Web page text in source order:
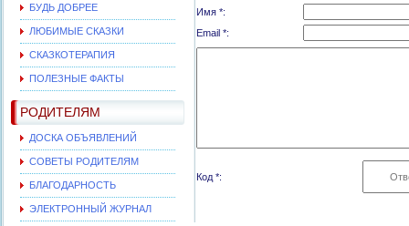
БУДЬ ДОБРЕЕ
ЛЮБИМЫЕ СКАЗКИ
СКАЗКОТЕРАПИЯ
ПОЛЕЗНЫЕ ФАКТЫ
РОДИТЕЛЯМ
ДОСКА ОБЪЯВЛЕНИЙ
СОВЕТЫ РОДИТЕЛЯМ
БЛАГОДАРНОСТЬ
ЭЛЕКТРОННЫЙ ЖУРНАЛ
Имя *:
Email *:
Код *: